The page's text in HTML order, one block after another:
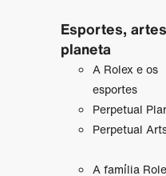
Esportes,
planeta
A Rolex e os
esportes
Perpetual
Perpetual
A família